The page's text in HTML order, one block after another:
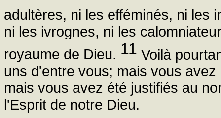
adultères, ni les efféminés, ni les
ni les ivrognes, ni les
royaume de Dieu. 11 Voilà
uns d'entre vous; mais vous
mais vous avez été justifiés au
l'Esprit de notre Dieu.